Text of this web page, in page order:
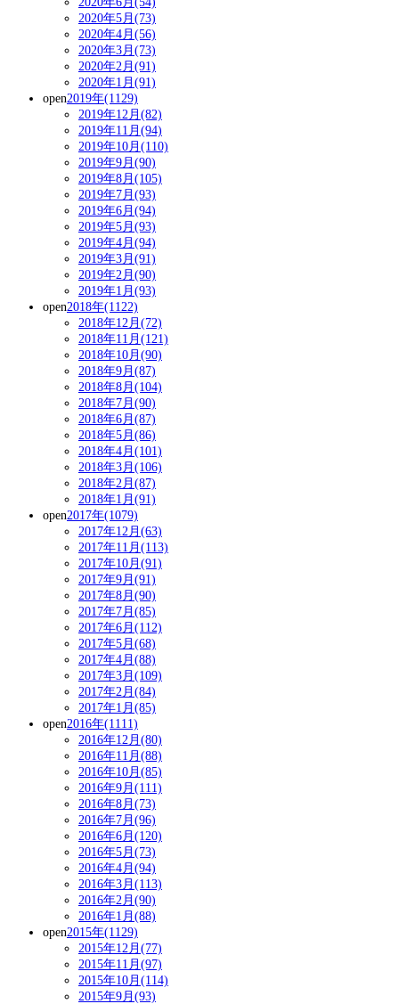
2020年5月(73)
2020年4月(56)
2020年3月(73)
2020年2月(91)
2020年1月(91)
open2019年(1129)
2019年12月(82)
2019年11月(94)
2019年10月(110)
2019年9月(90)
2019年8月(105)
2019年7月(93)
2019年6月(94)
2019年5月(93)
2019年4月(94)
2019年3月(91)
2019年2月(90)
2019年1月(93)
open2018年(1122)
2018年12月(72)
2018年11月(121)
2018年10月(90)
2018年9月(87)
2018年8月(104)
2018年7月(90)
2018年6月(87)
2018年5月(86)
2018年4月(101)
2018年3月(106)
2018年2月(87)
2018年1月(91)
open2017年(1079)
2017年12月(63)
2017年11月(113)
2017年10月(91)
2017年9月(91)
2017年8月(90)
2017年7月(85)
2017年6月(112)
2017年5月(68)
2017年4月(88)
2017年3月(109)
2017年2月(84)
2017年1月(85)
open2016年(1111)
2016年12月(80)
2016年11月(88)
2016年10月(85)
2016年9月(111)
2016年8月(73)
2016年7月(96)
2016年6月(120)
2016年5月(73)
2016年4月(94)
2016年3月(113)
2016年2月(90)
2016年1月(88)
open2015年(1129)
2015年12月(77)
2015年11月(97)
2015年10月(114)
2015年9月(93)